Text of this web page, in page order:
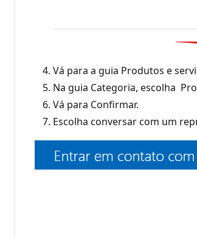
Vá para a guia Produtos e
Na guia Categoria, escolha
Vá para Confirmar.
Escolha conversar com um